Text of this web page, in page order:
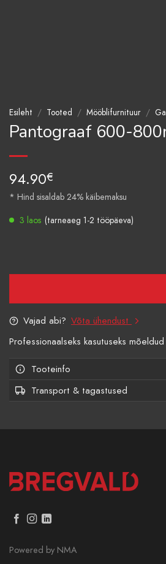
Esileht / Tooted / Mööblifurnituur /
Pantograaf 600-
94.90€
* Hind sisaldab 24% käibemaksu
3 laos (tarneaeg 1-2 tööpäeva)
Vajad abi? Võta ühendust
Professionaalseks kasutuseks
Tooteinfo
Transport & tagastused
Powered by NMA